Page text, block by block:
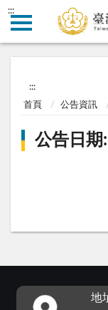
:::
:::
首頁 公告資訊
公告日期
地